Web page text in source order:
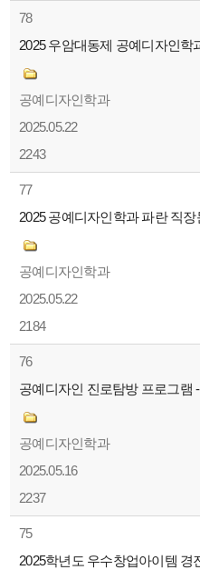
78
2025 우암대동제 공예디자인학
공예디자인학과
2025.05.22
2243
77
2025 공예디자인학과 파란 직
공예디자인학과
2025.05.22
2184
76
공예디자인 진로탐방 프로그램
공예디자인학과
2025.05.16
2237
75
2025학년도 우수창업아이템 경